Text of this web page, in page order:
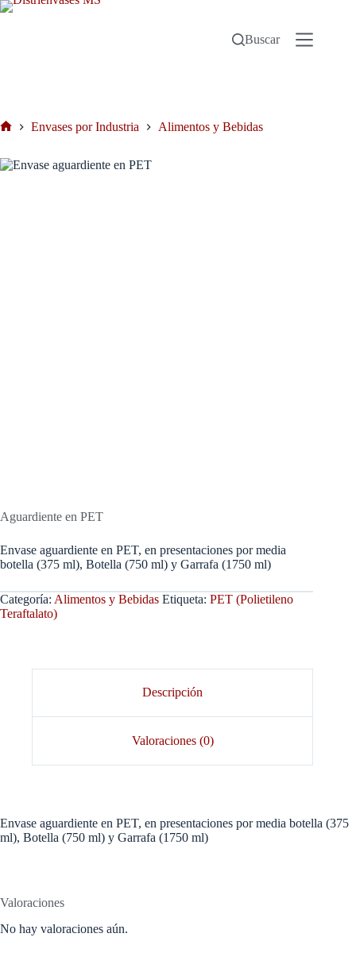
Buscar
Envases por Industria Alimentos y Bebidas
Aguardiente en PET
Envase aguardiente en PET, en presentaciones por media
botella (375 ml), Botella (750 ml) y Garrafa (1750 ml)
Categoría: Alimentos y Bebidas Etiqueta: PET (Polietileno
Teraftalato)
Descripción
Valoraciones (0)
Envase aguardiente en PET, en presentaciones por media botella (375
ml), Botella (750 ml) y Garrafa (1750 ml)
Valoraciones
No hay valoraciones aún.